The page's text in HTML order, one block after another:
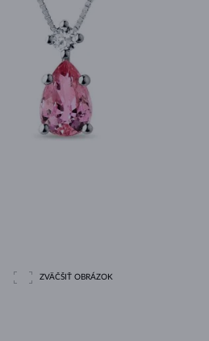
HALO ŠTÝL
ORIGINÁLNE SÚPRAVY
AMETYSTY
SINGLE
ŽLTÉ ZLATO
DRAHOKAMY
MAGNETICKÉ NÁHRDELNÍKY
SLADKOVODNÉ PERLY
BEZEL OSADENIE
RUŽOVÉ ZLATO
LETNÍ VRSTVENÍ
PRE MAMIČKU
ZVÄČŠIŤ OBRÁZOK